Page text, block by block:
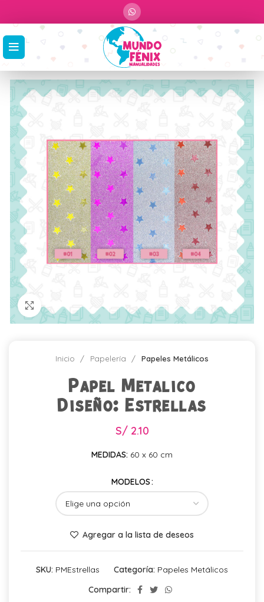
Click para agrandar
Inicio Papelería Papeles Metálicos
Papel Metalico
Diseño: Estrellas
S/2.10
MEDIDAS: 60 x 60 cm
MODELOS
Agregar a la lista de deseos
SKU: PMEstrellas Categoría: Papeles Metálicos
Compartir: